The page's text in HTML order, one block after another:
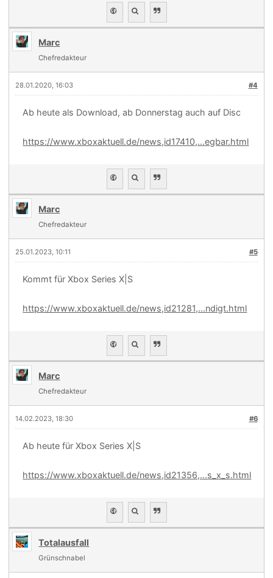
Marc
Chefredakteur
#4
28.01.2020, 16:03
Ab heute als Download, ab Donnerstag auch auf Disc
https://www.xboxaktuell.de/news,id17410,...egbar.html
Marc
Chefredakteur
#5
25.01.2023, 10:11
Kommt für Xbox Series X|S
https://www.xboxaktuell.de/news,id21281,...ndigt.html
Marc
Chefredakteur
#6
14.02.2023, 18:30
Ab heute für Xbox Series X|S
https://www.xboxaktuell.de/news,id21356,...s_x_s.html
Totalausfall
Grünschnabel